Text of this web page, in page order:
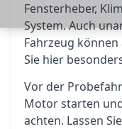
Fensterheber,
System. Auch
Fahrzeug
Sie hier
Vor der
Motor starten
achten. Lassen